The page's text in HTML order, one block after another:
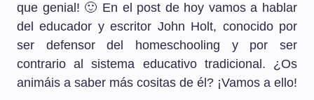
que genial! 🙂 En el post de hoy vamos a hablar
del educador y escritor John Holt, conocido por
ser defensor del homeschooling y por ser
contrario al sistema educativo tradicional. ¿Os
animáis a saber más cositas de él? ¡Vamos a ello!